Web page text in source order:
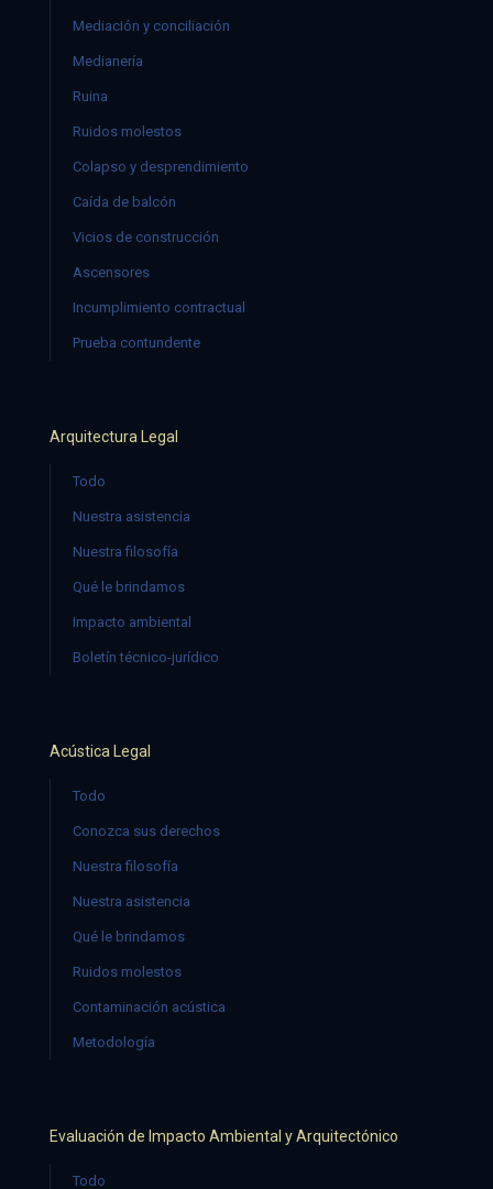
Mediación y conciliación
Medianería
Ruina
Ruidos molestos
Colapso y desprendimiento
Caída de balcón
Vicios de construcción
Ascensores
Incumplimiento contractual
Prueba contundente
Arquitectura Legal
Todo
Nuestra asistencia
Nuestra filosofía
Qué le brindamos
Impacto ambiental
Boletín técnico-jurídico
Acústica Legal
Todo
Conozca sus derechos
Nuestra filosofía
Nuestra asistencia
Qué le brindamos
Ruidos molestos
Contaminación acústica
Metodología
Evaluación de Impacto Ambiental y Arquitectónico
Todo